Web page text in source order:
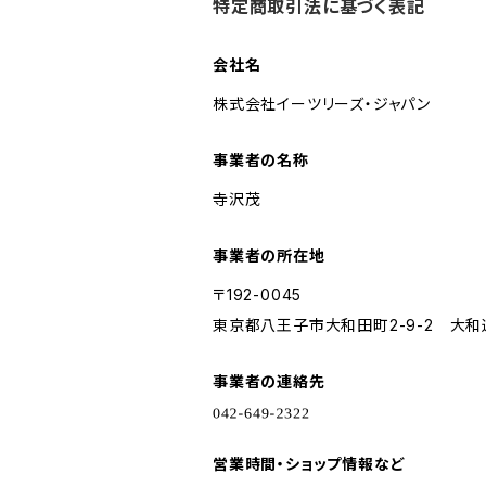
特定商取引法に基づく表記
会社名
株式会社イーツリーズ・ジャパン
事業者の名称
寺沢茂
事業者の所在地
〒192-0045
東京都八王子市大和田町2-9-2 大和
事業者の連絡先
営業時間・ショップ情報など